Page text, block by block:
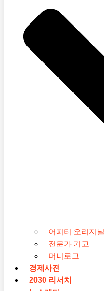
어피티 오리지널
전문가 기고
머니로그
경제사전
2030 리서치